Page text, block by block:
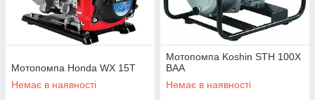
Мотопомпа Honda WX 15T
Немає в наявності
Мотопомпа Koshin STH 100X
BAA
Немає в наявності